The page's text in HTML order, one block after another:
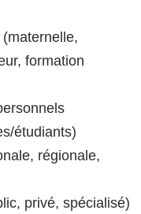
formation
étudiants)
régionale,
privé, spécialisé)